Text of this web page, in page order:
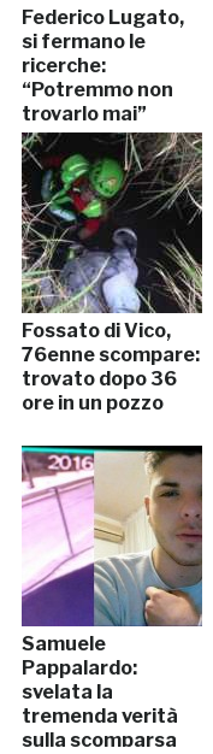
Federico Lugato,
si fermano le
ricerche:
“Potremmo non
trovarlo mai”
Fossato di Vico,
76enne scompare:
trovato dopo 36
ore in un pozzo
Samuele
Pappalardo:
svelata la
tremenda verità
sulla scomparsa